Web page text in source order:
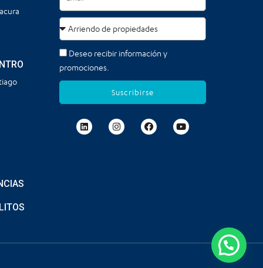
Deseo recibir información y
promociones.
Suscribirse